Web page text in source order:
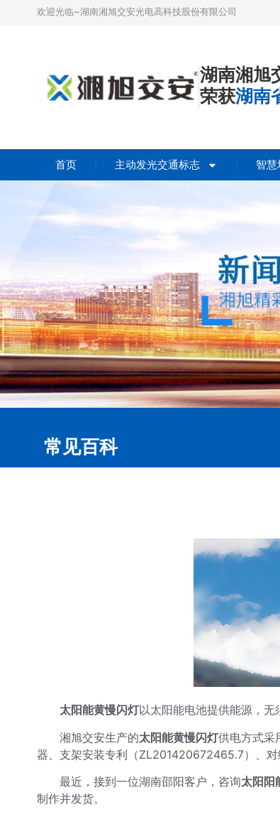
欢迎光临~湖南湘旭交安光电高科技股份有限公司
湖南湘旭
荣获湖南
首页 主动发光交通标志 智
常见百科
太阳能黄慢闪灯以太阳能电池提供能源，无
湘旭交安生产的太阳能黄慢闪灯供电方式采
器、支架安装专利 （ZL201420672465.7）
、
最近，接到一位湖南邵阳客户，咨询太阳阳
制作并发货。